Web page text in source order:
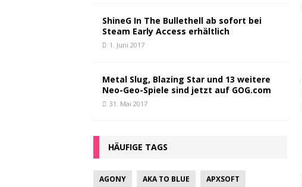
ShineG In The Bullethell ab sofort bei
Steam Early Access erhältlich
1. Juni 2017
Metal Slug, Blazing Star und 13 weitere
Neo-Geo-Spiele sind jetzt auf GOG.com
31. Mai 2017
HÄUFIGE TAGS
AGONY AKA TO BLUE APXSOFT